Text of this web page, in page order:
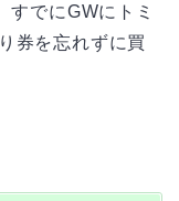
すでにGWにトミ
券を忘れずに買